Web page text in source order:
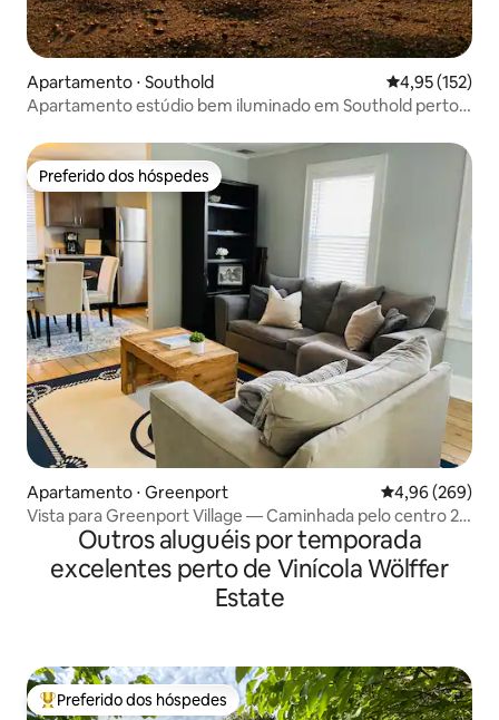
Apartamento ⋅ Southold 4,95 de uma
4,95 (152)
Apartamento estúdio bem iluminado em Southold perto
Preferido dos hóspedes
Preferido dos hóspedes
Apartamento ⋅ Greenport 4,96 de uma
4,96 (269)
Vista para Greenport Village — Caminhada pelo centro 2
quartos/1 banheiro
Outros aluguéis por temporada
excelentes perto de Vinícola Wölffer
Estate
Entre os melhores preferidos dos hóspedes
Preferido dos hóspedes